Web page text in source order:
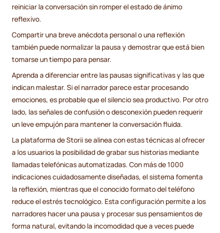
reiniciar la conversación sin romper el estado de ánimo
reflexivo.
Compartir una breve anécdota personal o una reflexión
también puede normalizar la pausa y demostrar que está bien
tomarse un tiempo para pensar.
Aprenda a diferenciar entre las pausas significativas y las que
indican malestar. Si el narrador parece estar procesando
emociones, es probable que el silencio sea productivo. Por otro
lado, las señales de confusión o desconexión pueden requerir
un leve empujón para mantener la conversación fluida.
La plataforma de Storii se alinea con estas técnicas al ofrecer
a los usuarios la posibilidad de grabar sus historias mediante
llamadas telefónicas automatizadas. Con más de 1000
indicaciones cuidadosamente diseñadas, el sistema fomenta
la reflexión, mientras que el conocido formato del teléfono
reduce el estrés tecnológico. Esta configuración permite a los
narradores hacer una pausa y procesar sus pensamientos de
forma natural, evitando la incomodidad que a veces puede